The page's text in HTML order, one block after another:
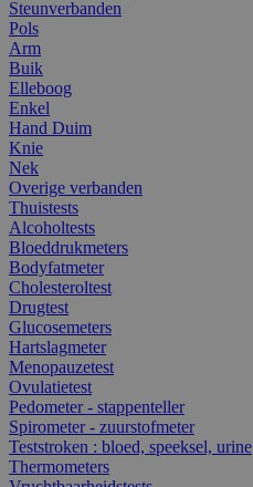
Steunverbanden
Pols
Arm
Buik
Elleboog
Enkel
Hand Duim
Knie
Nek
Overige verbanden
Thuistests
Alcoholtests
Bloeddrukmeters
Bodyfatmeter
Cholesteroltest
Drugtest
Glucosemeters
Hartslagmeter
Menopauzetest
Ovulatietest
Pedometer - stappenteller
Spirometer - zuurstofmeter
Teststroken : bloed, speeksel, urine
Thermometers